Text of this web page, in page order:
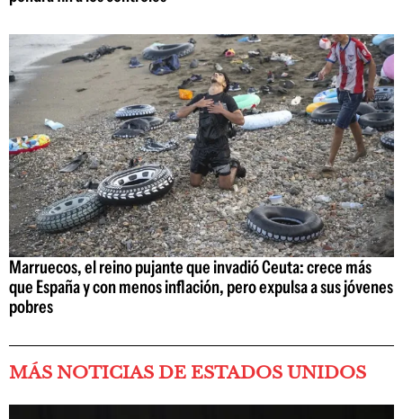
Marruecos, el reino pujante que invadió Ceuta: crece más
que España y con menos inflación, pero expulsa a sus jóvenes
pobres
MÁS NOTICIAS DE ESTADOS UNIDOS